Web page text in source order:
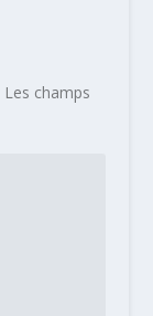
Les champs